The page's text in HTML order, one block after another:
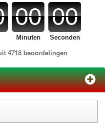
00
Minuten
00
Seconden
4718 beoordelingen